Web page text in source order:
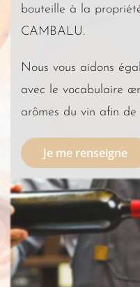
bouteille à la
CAMBALU.
Nous vous aidons
avec le vocabulaire
arômes du vin afin
Je me renseigne